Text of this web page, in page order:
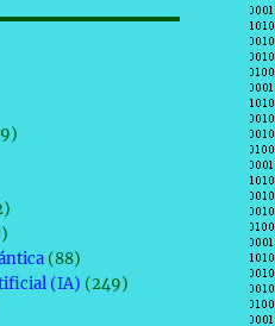
(88)
(IA) (249)